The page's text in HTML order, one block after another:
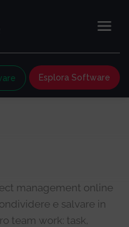
Esplora Software
management online
e salvare in
team work: task,